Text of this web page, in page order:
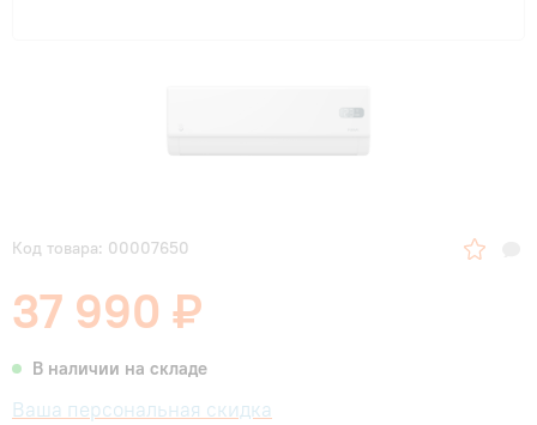
Код товара: 00007650
37 990 ₽
В наличии на складе
Ваша персональная скидка